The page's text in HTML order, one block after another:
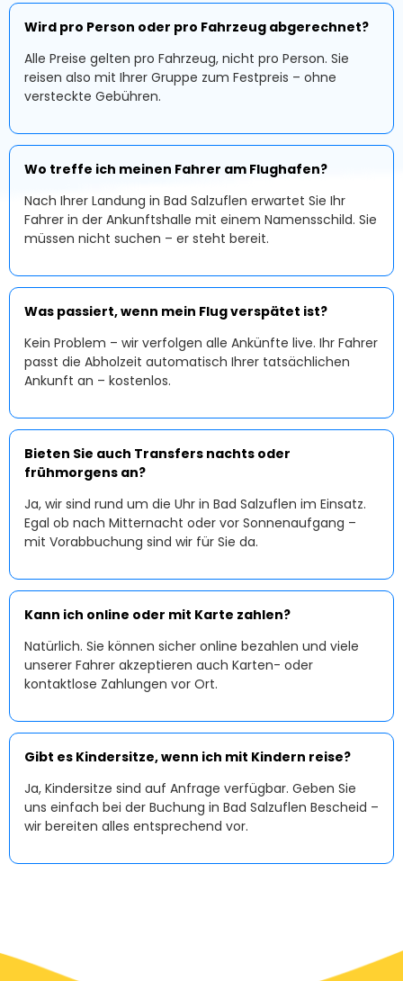
Wird pro Person oder pro Fahrzeug abgerechnet?
Alle Preise gelten pro Fahrzeug, nicht pro Person. Sie
reisen also mit Ihrer Gruppe zum Festpreis – ohne
versteckte Gebühren.
Wo treffe ich meinen Fahrer am Flughafen?
Nach Ihrer Landung in Bad Salzuflen erwartet Sie Ihr
Fahrer in der Ankunftshalle mit einem Namensschild. Sie
müssen nicht suchen – er steht bereit.
Was passiert, wenn mein Flug verspätet ist?
Kein Problem – wir verfolgen alle Ankünfte live. Ihr Fahrer
passt die Abholzeit automatisch Ihrer tatsächlichen
Ankunft an – kostenlos.
Bieten Sie auch Transfers nachts oder
frühmorgens an?
Ja, wir sind rund um die Uhr in Bad Salzuflen im Einsatz.
Egal ob nach Mitternacht oder vor Sonnenaufgang –
mit Vorabbuchung sind wir für Sie da.
Kann ich online oder mit Karte zahlen?
Natürlich. Sie können sicher online bezahlen und viele
unserer Fahrer akzeptieren auch Karten- oder
kontaktlose Zahlungen vor Ort.
Gibt es Kindersitze, wenn ich mit Kindern reise?
Ja, Kindersitze sind auf Anfrage verfügbar. Geben Sie
uns einfach bei der Buchung in Bad Salzuflen Bescheid –
wir bereiten alles entsprechend vor.